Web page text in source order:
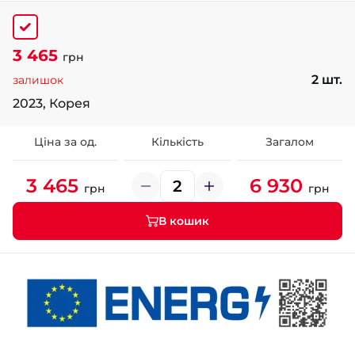
3 465 грн
залишок
2 шт.
2023, Корея
Ціна за од. Кількість Загалом
3 465 грн 6 930 грн
В кошик